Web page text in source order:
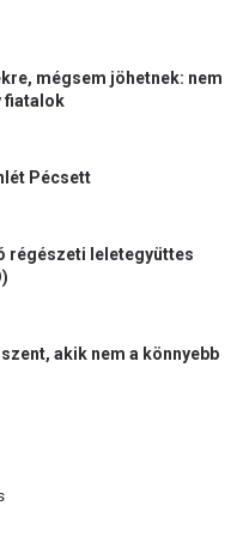
mégsem jöhetnek: nem
fiatalok
Pécsett
régészeti leletegyüttes
akik nem a könnyebb